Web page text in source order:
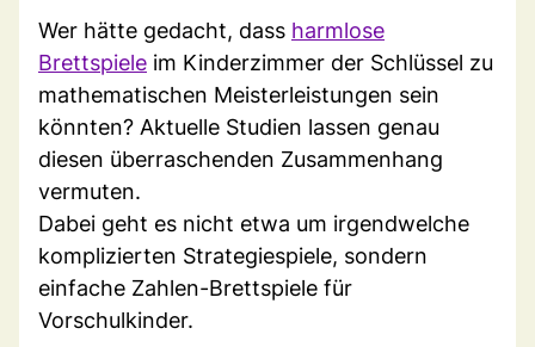
Wer hätte gedacht, dass harmlose
Brettspiele im Kinderzimmer der Schlüssel zu
mathematischen Meisterleistungen sein
könnten? Aktuelle Studien lassen genau
diesen überraschenden Zusammenhang
vermuten.
Dabei geht es nicht etwa um irgendwelche
komplizierten Strategiespiele, sondern
einfache Zahlen-Brettspiele für
Vorschulkinder.